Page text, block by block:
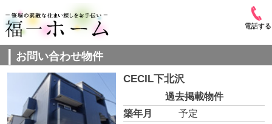
電話する
お問い合わせ物件
CECIL下北沢
過去掲載物件
築年月
予定